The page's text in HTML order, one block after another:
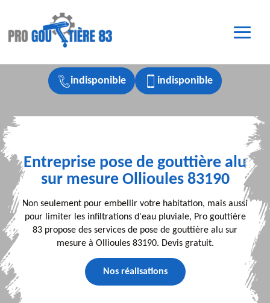
indisponible indisponible
Entreprise pose de gouttière alu
sur mesure Ollioules 83190
Non seulement pour embellir votre habitation, mais aussi
pour limiter les infiltrations d'eau pluviale, Pro gouttière
83 propose des services de pose de gouttière alu sur
mesure à Ollioules 83190. Devis gratuit.
Nos réalisations